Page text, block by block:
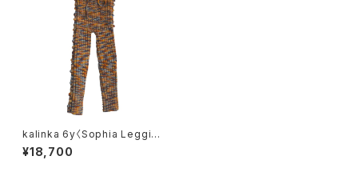
kalinka 6y〈Sophia Legging
s〉Marshmallow
¥18,700